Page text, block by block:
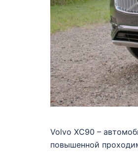
Volvo XC90 –
повышенной